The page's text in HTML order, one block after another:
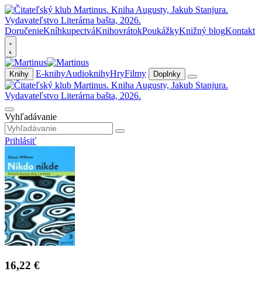
DoručenieKníhkupectváKnihovrátokPoukážkyKnižný blogKontakt
Knihy E-knihyAudioknihyHryFilmy Doplnky
Vyhľadávanie
Prihlásiť
16,22 €